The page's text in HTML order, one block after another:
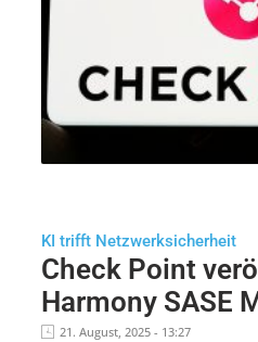
KI trifft Netzwerksicherheit
Check Point
Harmony SASE
21. August, 2025 - 13:27